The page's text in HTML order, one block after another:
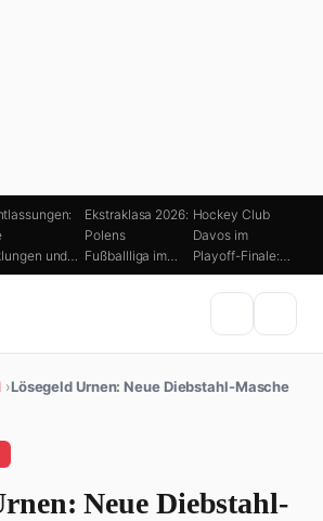
und…
Ekstraklasa 2026:
Polens
Fußballliga im…
Hockey Club
Davos im
Playoff-Finale:…
›Lösegeld Urnen: Neue Diebstahl-Masche
Neue Diebstahl-